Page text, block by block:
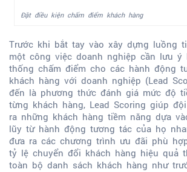
Đặt điều kiện chấm điểm khách hàng
Trước khi bắt tay vào xây dựng luồng
một công việc doanh nghiệp cần lưu ý
thống chấm điểm cho các hành động
khách hàng với doanh nghiệp (Lead
đến là phương thức đánh giá mức độ
từng khách hàng, Lead Scoring giúp
ra những khách hàng tiềm năng dựa
lũy từ hành động tương tác của họ
đưa ra các chương trình ưu đãi phù
tỷ lệ chuyển đổi khách hàng hiệu quả
toàn bộ danh sách khách hàng như